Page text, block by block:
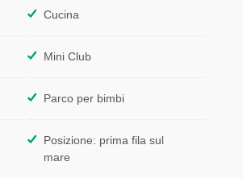
Cucina
Mini Club
Parco per bimbi
Posizione: prima fila sul
mare